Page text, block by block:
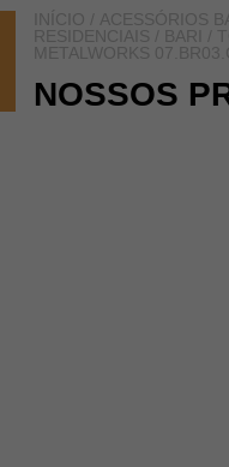
INÍCIO / ACESSÓRIOS
RESIDENCIAIS / BARI
/
METALWORKS
NOSSOS